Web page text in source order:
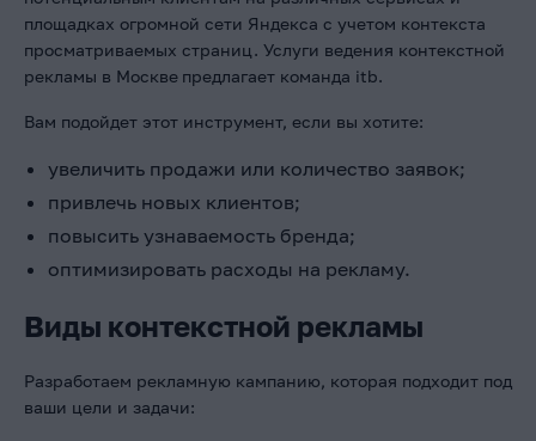
площадках огромной сети Яндекса с учетом контекста
просматриваемых страниц. Услуги ведения контекстной
рекламы в Москве предлагает команда itb.
Вам подойдет этот инструмент, если вы хотите:
увеличить продажи или количество заявок;
привлечь новых клиентов;
повысить узнаваемость бренда;
оптимизировать расходы на рекламу.
Виды контекстной рекламы
Разработаем рекламную кампанию, которая подходит под
ваши цели и задачи: